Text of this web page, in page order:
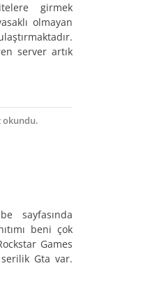
girmek
olmayan
server artık
okundu.
sayfasında
beni çok
Games
serilik Gta var.